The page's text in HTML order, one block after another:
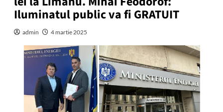
Iluminatul public va fi GRATUIT
admin 4 martie 2025